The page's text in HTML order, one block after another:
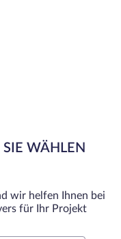
WÄHLEN
wir helfen Ihnen bei
für Ihr Projekt